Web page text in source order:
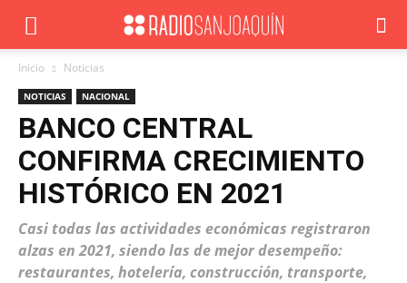
Inicio Noticias
NOTICIAS NACIONAL
BANCO CENTRAL
CONFIRMA CRECIMIENTO
HISTÓRICO EN 2021
Casi todas las actividades económicas registraron
alzas en 2021, siendo las de mejor desempeño:
restaurantes, hotelería, construcción, transporte,